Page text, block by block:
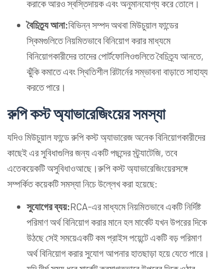
করাকে আরও স্বস্তিদায়ক এবং অনুমানযোগ্য করে তোলে।
বৈচিত্র্যআনা:বিভিন্ন সম্পদ অথবা মিউচুয়াল ফান্ডের
স্কিমগুলিতে নিয়মিতভাবে বিনিয়োগ করার মাধ্যমে
বিনিয়োগকারীদের তাদের পোর্টফোলিওগুলিতে বৈচিত্র্য আনতে,
ঝুঁকি কমাতে এবং স্থিতিশীল রিটার্নের সম্ভাবনা বাড়াতে সাহায্য
করতে পারে।
রুপিকস্ট অ্যাভারেজিংয়েরসমস্যা
যদিও মিউচুয়াল ফান্ডে রুপি কস্ট অ্যাভারেজ অনেক বিনিয়োগকারীদের
কাছেই এর সুবিধাগুলির জন্য একটি পছন্দের স্ট্র্যাটেজি, তবে
এতেকয়েকটি অসুবিধাওআছে।রুপি কস্ট অ্যাভারেজিংয়েরসঙ্গে
সম্পর্কিত কয়েকটি সমস্যা নিচে উল্লেখ করা হয়েছে:
সুযোগেরব্যয়:RCA-এর মাধ্যমে নিয়মিতভাবে একটি নির্দিষ্ট
পরিমাণ অর্থ বিনিয়োগ করার মানে হল মার্কেট যখন উপরের দিকে
উঠছে সেই সময়েএকটি কম প্রাইস পয়েন্টে একটি বড় পরিমাণ
অর্থ বিনিয়োগ করার সুযোগ আপনার হাতছাড়া হয়ে যেতে পারে।